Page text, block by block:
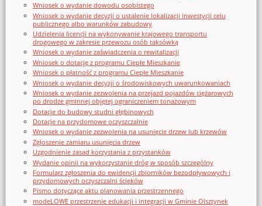
Wniosek o wydanie dowodu osobistego
Wniosek o wydanie decyzji o ustalenie lokalizacji inwestycji celu
publicznego albo warunków zabudowy
Udzielenia licencji na wykonywanie krajowego transportu
drogowego w zakresie przewozu osób taksówką
Wniosek o wydanie zaświadczenia o rewitalizacji
Wniosek o dotację z programu Ciepłe Mieszkanie
Wniosek o płatność z programu Ciepłe Mieszkanie
Wniosek o wydanie decyzji o środowiskowych uwarunkowaniach
Wniosek o wydanie zezwolenia na przejazd pojazdów ciężarowych
po drodze gminnej objętej ograniczeniem tonażowym
Dotacje do budowy studni głębinowych
Dotacje na przydomowe oczyszczalnie
Wniosek o wydanie zezwolenia na usunięcie drzew lub krzewów
Zgłoszenie zamiaru usunięcia drzew
Uzgodnienie zasad korzystania z przystanków
Wydanie opinii na wykorzystanie dróg w sposób szczególny
Formularz zgłoszenia do ewidencji zbiorników bezodpływowych i
przydomowych oczyszczalni ścieków
Pismo dotyczące aktu planowania przestrzennego
modeLOWE przestrzenie edukacji i integracji w Gminie Olsztynek